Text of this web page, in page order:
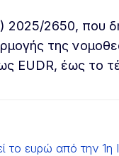
2025/2650, που
της
EUDR, έως το
το ευρώ από την 1η